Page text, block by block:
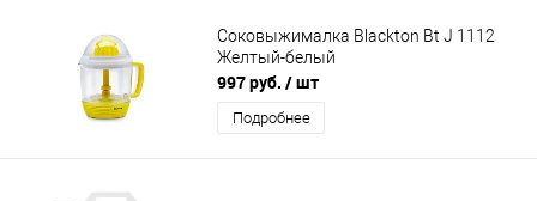
Соковыжималка Blackton Bt J 1112
Желтый-белый
997 руб. / шт
Подробнее